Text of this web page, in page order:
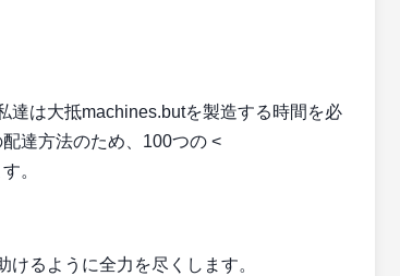
達は大抵machines.butを製造する時間を必
達方法のため、100つの <
。
るように全力を尽くします。